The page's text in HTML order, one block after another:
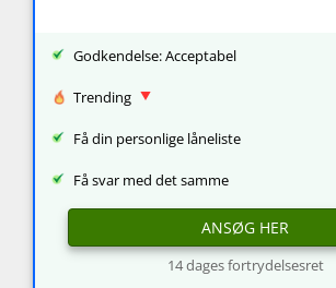
Godkendelse: Acceptabel
Trending
Få din personlige låneliste
Få svar med det samme
ANSØG HER
14 dages fortrydelsesret